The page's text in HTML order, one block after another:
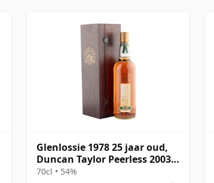
Glenlossie 1978 25 jaar oud,
Duncan Taylor Peerless 2003
Bottling
70cl • 54%